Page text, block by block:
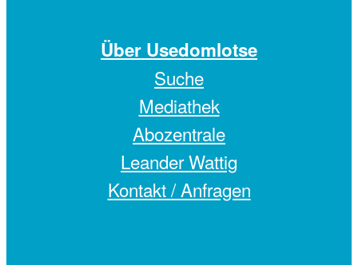
Über Usedomlotse
Suche
Mediathek
Abozentrale
Leander Wattig
Kontakt / Anfragen